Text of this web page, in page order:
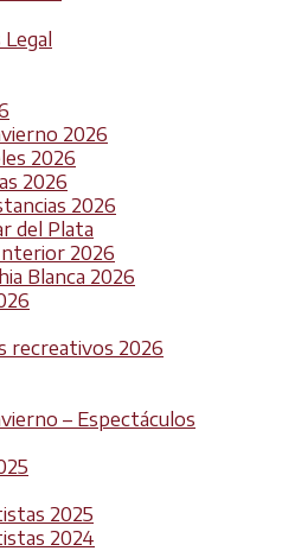
2026
2026
2026
2026
del Plata
2026
Blanca 2026
recreativos 2026
– Espectáculos
2025
2024